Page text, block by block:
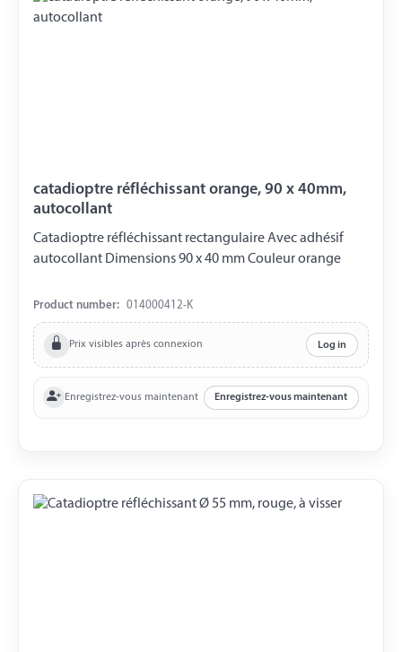
catadioptre réfléchissant orange, 90 x 40mm,
autocollant
Catadioptre réfléchissant rectangulaire Avec adhésif
autocollant Dimensions 90 x 40 mm Couleur orange
Product number: 014000412-K
Prix visibles après connexion Log in
Enregistrez-vous maintenant Enregistrez-vous maintenant